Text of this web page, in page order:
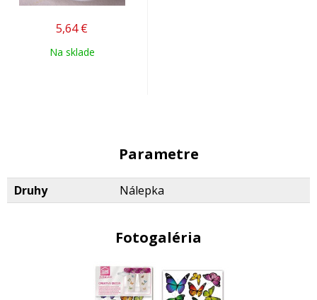
5,64 €
Na sklade
Parametre
Druhy Nálepka
Fotogaléria